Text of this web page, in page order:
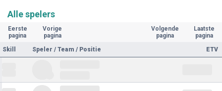
Alle spelers
Eerste
pagina
Vorige
pagina
Volgende
pagina
Laatste
pagina
Skill
Speler / Team / Positie ETV